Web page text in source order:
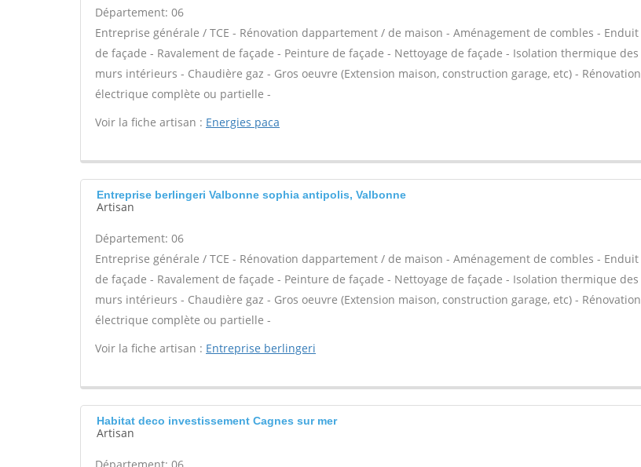
Département: 06
Entreprise générale / TCE - Rénovation dappartement / de maison - Aménagement de combles - Enduit
de façade - Ravalement de façade - Peinture de façade - Nettoyage de façade - Isolation thermique des
murs intérieurs - Chaudière gaz - Gros oeuvre (Extension maison, construction garage, etc) - Rénovation
électrique complète ou partielle -
Voir la fiche artisan : Energies paca
Entreprise berlingeri Valbonne sophia antipolis, Valbonne
Artisan
Département: 06
Entreprise générale / TCE - Rénovation dappartement / de maison - Aménagement de combles - Enduit
de façade - Ravalement de façade - Peinture de façade - Nettoyage de façade - Isolation thermique des
murs intérieurs - Chaudière gaz - Gros oeuvre (Extension maison, construction garage, etc) - Rénovation
électrique complète ou partielle -
Voir la fiche artisan : Entreprise berlingeri
Habitat deco investissement Cagnes sur mer
Artisan